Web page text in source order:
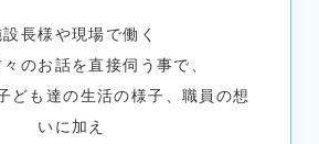
長様や現場で働く
のお話を直接伺う事で、
ども達の生活の様子、職員の想
いに加え